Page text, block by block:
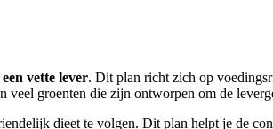
vette lever. Dit plan richt zich op
veel groenten die zijn ontworpen om de
dieet te volgen. Dit plan helpt je de